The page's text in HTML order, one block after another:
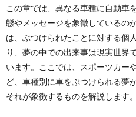
この章では、異なる車種に自動車
態やメッセージを象徴しているの
は、ぶつけられたことに対する個
り、夢の中での出来事は現実世界
います。ここでは、スポーツカー
ど、車種別に車をぶつけられる夢
それが象徴するものを解説します。